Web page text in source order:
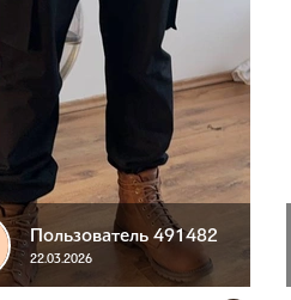
Пользователь 491482
22.03.2026